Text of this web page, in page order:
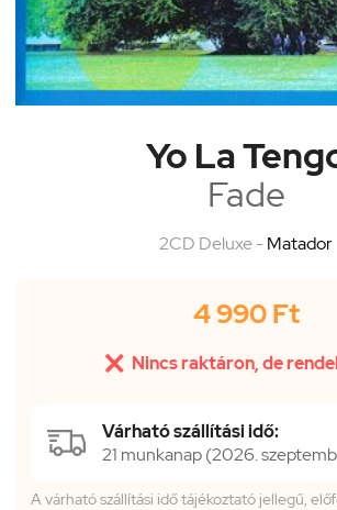
Yo La
Fade
2CD Deluxe -Matador
4 990 Ft
 Nincs raktáron, de
Várható szállítási idő:
21 munkanap (2026.
A várható szállítási idő tájékoztató jellegű,